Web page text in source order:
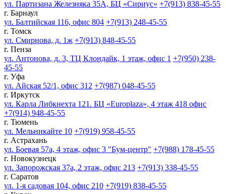
ул. Партизана Железняка 35А, БЦ «Сириус» +7(913) 838-45-55
г. Барнаул
ул. Балтийская 116, офис 804 +7(913) 248-45-55
г. Томск
ул. Смирнова, д. 1ж +7(913) 848-45-55
г. Пенза
ул. Антонова, д. 3, ТЦ Клондайк, 1 этаж, офис 1 +7(950) 238-
45-55
г. Уфа
ул. Айская 52/1, офис 312 +7(987) 048-45-55
г. Иркутск
ул. Карла Либкнехта 121. БЦ «Europlaza», 4 этаж 418 офис
+7(914) 948-45-55
г. Тюмень
ул. Мельникайте 10 +7(919) 958-45-55
г. Астрахань
ул. Боевая 57а, 4 этаж, офис 3 "Бум-центр" +7(988) 178-45-55
г. Новокузнецк
ул. Запорожская 37а, 2 этаж, офис 213 +7(913) 338-45-55
г. Саратов
ул. 1-я садовая 104, офис 210 +7(919) 838-45-55